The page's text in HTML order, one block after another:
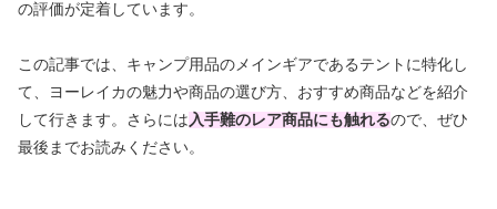
の評価が定着しています。
この記事では、キャンプ用品のメインギアであるテントに特化し
て、ヨーレイカの魅力や商品の選び方、おすすめ商品などを紹介
して行きます。さらには入手難のレア商品にも触れるので、ぜひ
最後までお読みください。